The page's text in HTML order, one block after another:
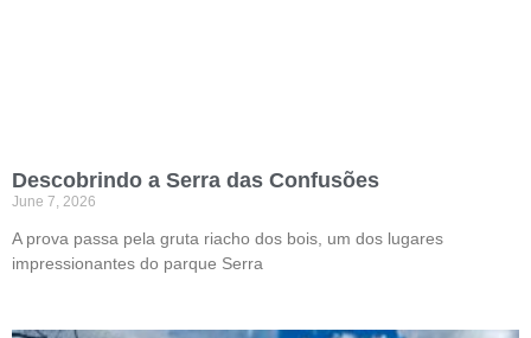
Descobrindo a Serra das Confusões
June 7, 2026
A prova passa pela gruta riacho dos bois, um dos lugares
impressionantes do parque Serra